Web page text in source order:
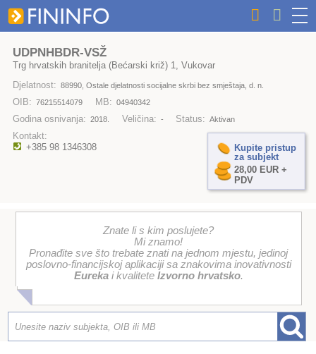
UDPNHBDR-VSŽ
Trg hrvatskih branitelja (Bećarski križ) 1, Vukovar
Djelatnost: 88990, Ostale djelatnosti socijalne skrbi bez smještaja, d. n.
OIB: 76215514079 MB: 04940342
Godina osnivanja: 2018. Veličina: - Status: Aktivan
Kontakt:
+385 98 1346308
Kupite pristup
za subjekt
28,00 EUR +
PDV
Znate li s kim poslujete?
Mi znamo!
Pronađite sve što trebate znati na jednom mjestu, jedinoj
poslovno-financijskoj aplikaciji sa znakovima inovativnosti
Eurekai kvalitete Izvorno hrvatsko.